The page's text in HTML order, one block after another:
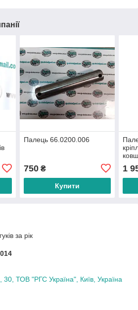
Палець 66.0200.006
750₴
Купити
1
за рік
30, ТОВ "РГС Україна", Київ, Україна